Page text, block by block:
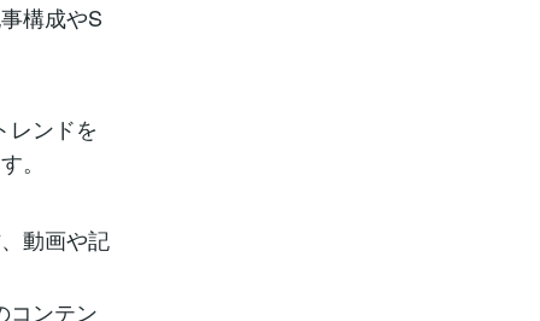
構成やS
レンドを
。
動画や記
コンテン